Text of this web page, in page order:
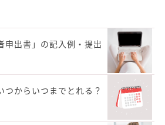
申出書」の記入例・提出
つからいつまでとれる？